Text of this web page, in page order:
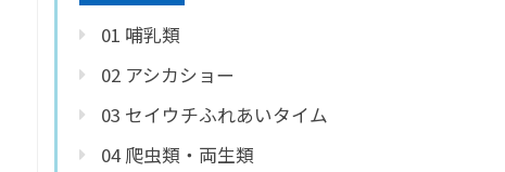
01 哺乳類
02 アシカショー
03 セイウチふれあいタイム
04 爬虫類・両生類